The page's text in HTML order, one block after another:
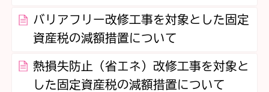
バリアフリー改修工事を対象とした固定
資産税の減額措置について
熱損失防止（省エネ）改修工事を対象と
した固定資産税の減額措置について